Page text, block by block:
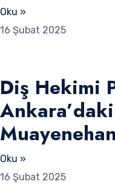
Oku »
16 Şubat 2025
Diş Hekimi
Oku »
16 Şubat 2025